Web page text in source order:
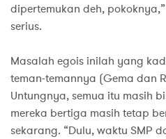
dipertemukan deh,
serius.
Masalah egois inilah yang
teman-temannya (Gema dan
Untungnya, semua itu masih
mereka bertiga masih tetap
sekarang. “Dulu, waktu SMP